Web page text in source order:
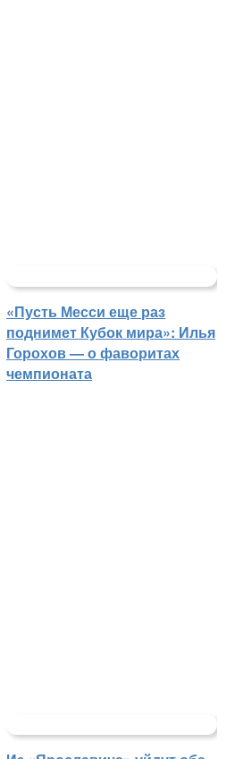
«Пусть Месси еще раз
поднимет Кубок мира»: Илья
Горохов — о фаворитах
чемпионата